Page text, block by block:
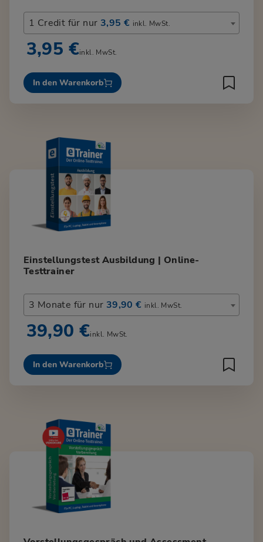
1 Credit für nur 3,95 € inkl. MwSt.
3,95 €inkl. MwSt.
In den Warenkorb
Einstellungstest Ausbildung | Online-
Testtrainer
3 Monate für nur 39,90 € inkl. MwSt.
39,90 €inkl. MwSt.
In den Warenkorb